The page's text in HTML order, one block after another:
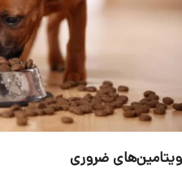
ویتامین‌های ضروری